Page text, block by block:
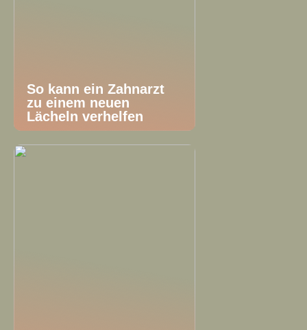
So kann ein Zahnarzt
zu einem neuen
Lächeln verhelfen